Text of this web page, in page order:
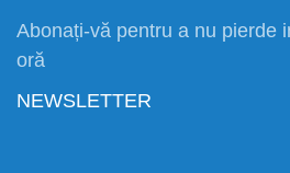
Abonați-vă pentru a nu pierde
oră
NEWSLETTER